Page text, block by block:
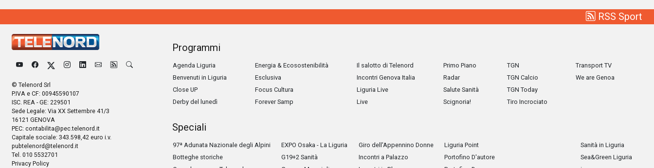
RSS Sport
© Telenord Srl
P.IVA e CF: 00945590107
ISC. REA - GE: 229501
Sede Legale: Via XX Settembre 41/3
16121 GENOVA
PEC: contabilita@pec.telenord.it
Capitale sociale: 343.598,42 euro i.v.
pubtelenord@telenord.it
Tel. 010 5532701
Privacy Policy
Programmi
Agenda Liguria
Benvenuti in Liguria
Close UP
Derby del lunedì
Energia & Ecosostenibilità
Esclusiva
Focus Cultura
Forever Samp
Il salotto di Telenord
Incontri Genova Italia
Liguria Live
Live
Primo Piano
Radar
Salute Sanità
Scignoria!
TGN
TGN Calcio
TGN Today
Tiro Incrociato
Transport TV
We are Genoa
Speciali
97ª Adunata Nazionale degli Alpini
Botteghe storiche
EXPO Osaka - La Liguria
G19+2 Sanità
Giro dell'Appennino Donne
Incontri a Palazzo
Liguria Point
Portofino D'autore
Sanità in Liguria
Sea&Green Liguria